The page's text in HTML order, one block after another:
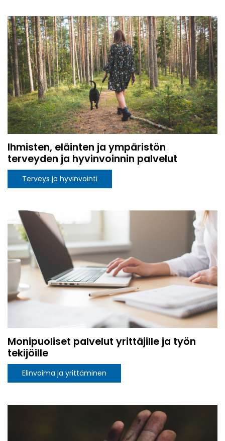
Ihmisten, eläinten ja ympäristön
terveyden ja hyvinvoinnin palvelut
Terveys ja hyvinvointi
Monipuoliset palvelut yrittäjille ja työn
tekijöille
Elinvoima ja yrittäminen